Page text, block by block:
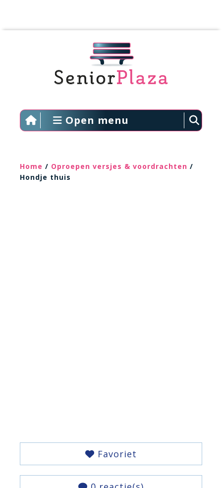
Open menu
Home / Oproepen versjes & voordrachten /
Hondje thuis
Favoriet